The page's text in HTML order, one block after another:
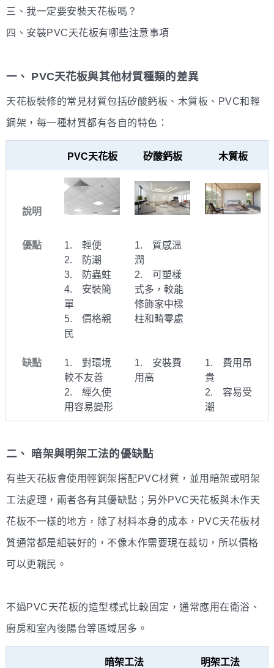
三、我一定要安裝天花板嗎？
四、安裝PVC天花板有哪些注意事項
一、 PVC天花板與其他材質種類的差異
天花板裝修的常見材質包括矽酸鈣板、木質板、PVC和輕
鋼架，每一種材質都有各自的特色：
PVC天花板 矽酸鈣板 木質板
說明
優點
1. 輕便
2. 防潮
3. 防蟲蛀
4. 安裝簡
單
5. 價格親
民
1. 質感溫
潤
2. 可塑樣
式多，較能
修飾家中樑
柱和畸零處
缺點
1. 對環境
較不友善
2. 經久使
用容易變形
1. 安裝費
用高
1. 費用昂
貴
2. 容易受
潮
二、 暗架與明架工法的優缺點
有些天花板會使用輕鋼架搭配PVC材質，並用暗架或明架
工法處理，兩者各有其優缺點；另外PVC天花板與木作天
花板不一樣的地方，除了材料本身的成本，PVC天花板材
質通常都是組裝好的，不像木作需要現在裁切，所以價格
可以更親民。
不過PVC天花板的造型樣式比較固定，通常應用在衛浴、
廚房和室內後陽台等區域居多。
暗架工法 明架工法